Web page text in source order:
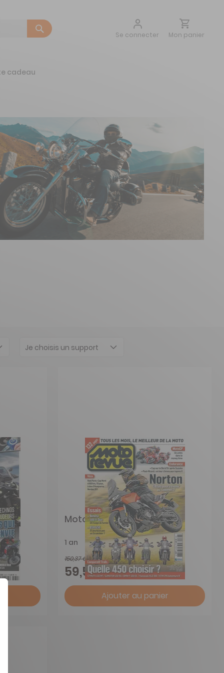
Se connecter
Aller
Mon panier
cadeau
Je choisis un support
Moto Revue
1 an
150,37 €
59,50 € -60%
Ajouter au panier